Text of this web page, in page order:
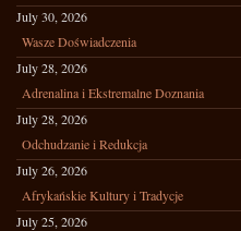
July 30, 2026
Wasze Doświadczenia
July 28, 2026
Adrenalina i Ekstremalne Doznania
July 28, 2026
Odchudzanie i Redukcja
July 26, 2026
Afrykańskie Kultury i Tradycje
July 25, 2026